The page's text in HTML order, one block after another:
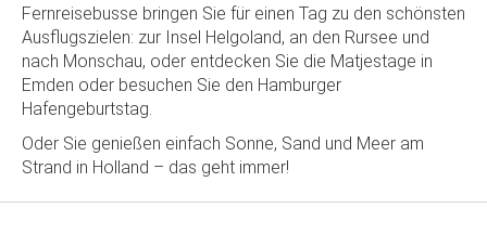
Fernreisebusse bringen Sie für einen Tag zu den schönsten
Ausflugszielen: zur Insel Helgoland, an den Rursee und
nach Monschau, oder entdecken Sie die Matjestage in
Emden oder besuchen Sie den Hamburger
Hafengeburtstag
Oder Sie genießen einfach Sonne, Sand und Meer am
Strand in Holland – das geht immer!